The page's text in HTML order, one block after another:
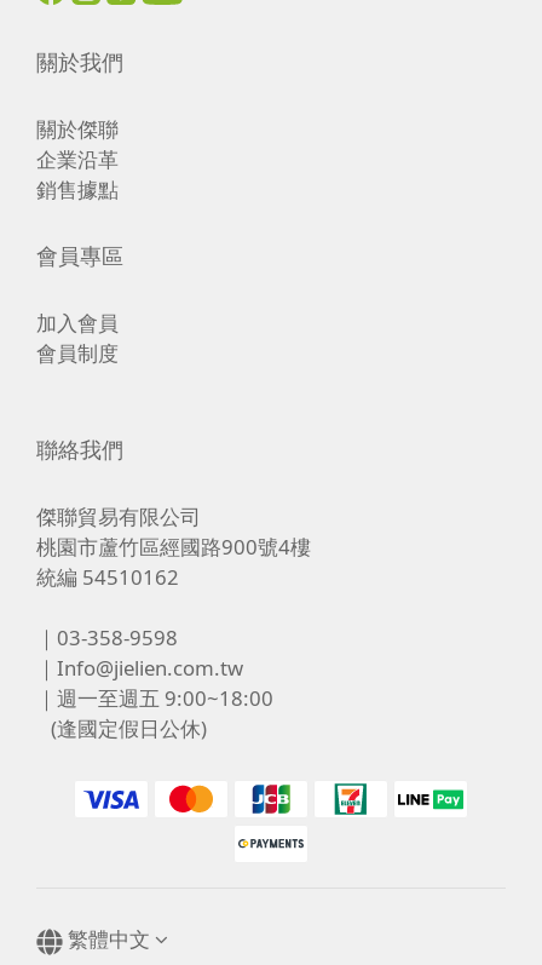
關於我們
關於傑聯
企業沿革
銷售據點
會員專區
加入會員
會員制度
聯絡我們
傑聯貿易有限公司
桃園市蘆竹區經國路900號4樓
統編 54510162
｜03-358-9598
｜Info@jielien.com.tw
｜週一至週五 9:00~18:00
(逢國定假日公休)
繁體中文